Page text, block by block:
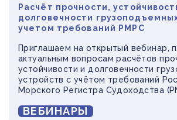
Расчёт прочности,
долговечности
учетом требований РМРС
Приглашаем на открытый вебинар,
актуальным вопросам расчётов
устойчивости и долговечности
устройств с учётом требований
Морского Регистра Судоходства
ВЕБИНАРЫ